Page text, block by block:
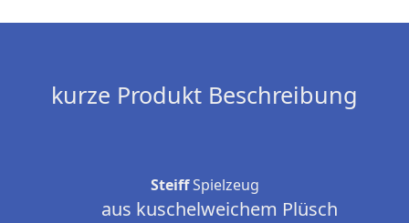
kurze Produkt Beschreibung
SteiffSpielzeug
aus kuschelweichem Plüsch